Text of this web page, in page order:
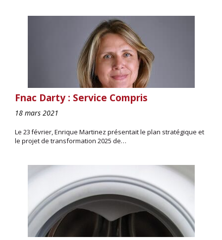
Fnac Darty : Service Compris
18 mars 2021
Le 23 février, Enrique Martinez présentait le plan stratégique et
le projet de transformation 2025 de…